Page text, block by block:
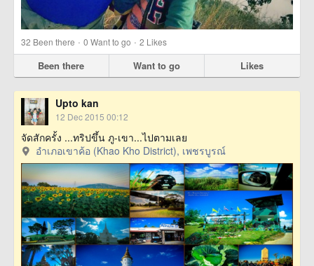
32 Been there · 0 Want to go · 2 Likes
Been there Want to go Likes
Upto kan
12 Dec 2015 00:12
จัดสักครั้ง ...ทริปขึ้น ภู-เขา...ไปตามเลย
อำเภอเขาค้อ (Khao Kho District), เพชรบูรณ์